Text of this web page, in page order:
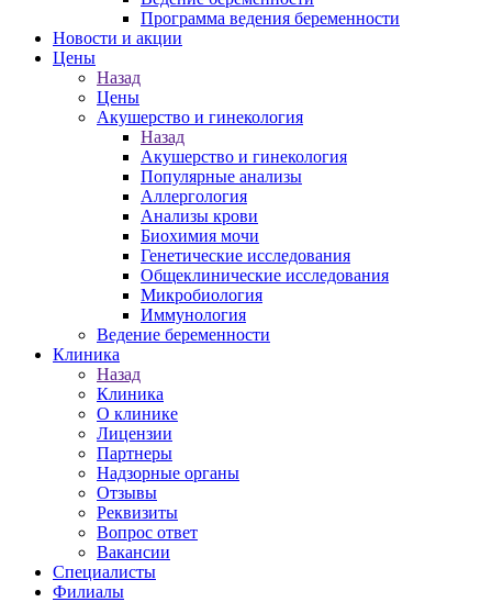
Программа ведения беременности
Новости и акции
Цены
Назад
Цены
Акушерство и гинекология
Назад
Акушерство и гинекология
Популярные анализы
Аллергология
Анализы крови
Биохимия мочи
Генетические исследования
Общеклинические исследования
Микробиология
Иммунология
Ведение беременности
Клиника
Назад
Клиника
О клинике
Лицензии
Партнеры
Надзорные органы
Отзывы
Реквизиты
Вопрос ответ
Вакансии
Специалисты
Филиалы